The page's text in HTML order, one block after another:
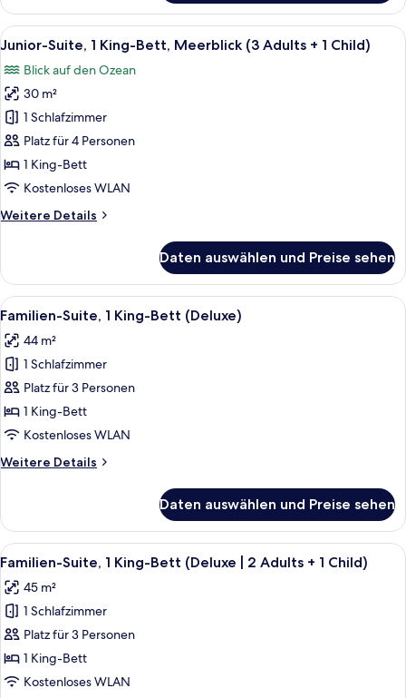
Children)
anzeigen
Suite,
1 King-
Bett,
(2
Adults
2
Children)
Alle
Fotos
für
Junior-
Suite,
1 King-
Bett,
Meerblick
Adults
Child)
anzeigen
Ein modernes Schlafzimmer mit
6
Junior-Suite, 1 King-Bett, Meerblick (3 Adults + 1 Child)
Blick auf den Ozean
30 m²
1 Schlafzimmer
Platz für 4 Personen
1 King-Bett
Kostenloses WLAN
Weitere Details
Weitere
Suite,
1 King-
Bett,
(3
Adults
Child)
Daten auswählen und Preise sehen
Alle
Fotos
für
Familien-
Suite,
1 King-
Bett
anzeigen
Ein modernes Hotelzimmer mit Bett,
9
Familien-Suite, 1 King-Bett (Deluxe)
44 m²
1 Schlafzimmer
Platz für 3 Personen
1 King-Bett
Kostenloses WLAN
Weitere Details
Weitere
Suite,
1 King-
Bett
Daten auswählen und Preise sehen
Alle
Fotos
für
Familien-
Suite,
1 King-
Bett
Ein modernes Hotelzimmer mit Bett,
9
Familien-Suite, 1 King-Bett (Deluxe | 2 Adults + 1 Child)
45 m²
1 Schlafzimmer
Platz für 3 Personen
1 King-Bett
Kostenloses WLAN